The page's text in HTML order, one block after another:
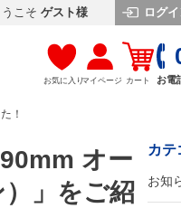
うこそ ゲスト様 ログ
お気に入りマイページ カート お電
！
オー
」をご紹
カテ
お知